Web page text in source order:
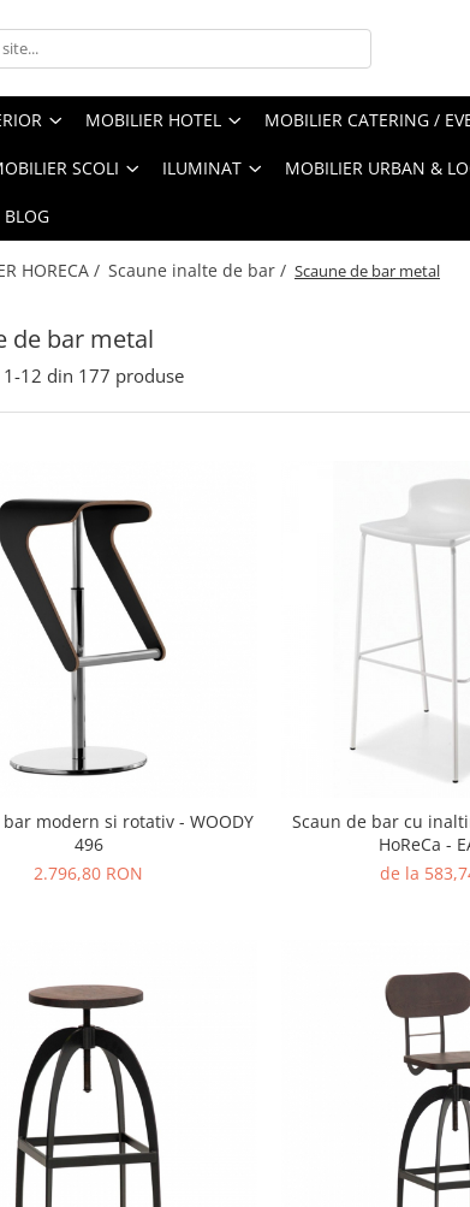
MOBILIER HOTEL MOBILIER CATERING /
SCOLI ILUMINAT MOBILIER URBAN &
BLOG
HORECA / Scaune inalte de bar / Scaune de bar metal
de bar metal
1-12 din 177 produse
modern si rotativ - WOODY
496
2.796,80 RON
Scaun de bar cu
HoReCa -
de la